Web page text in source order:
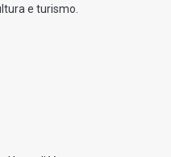
e turismo.